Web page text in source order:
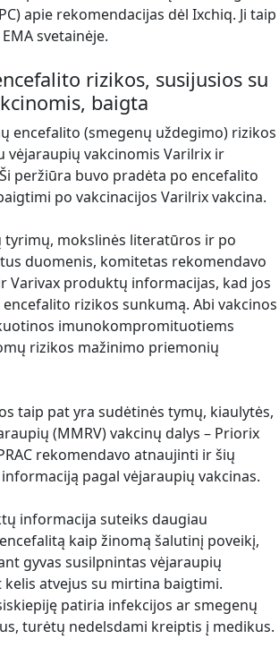
apie rekomendacijas dėl Ixchiq. Ji taip
svetainėje.
rizikos, susijusios su
baigta
encefalito (smegenų uždegimo) rizikos
vėjaraupių vakcinomis Varilrix ir
peržiūra buvo pradėta po encefalito
po vakcinacijos Varilrix vakcina.
mokslinės literatūros ir po
duomenis, komitetas rekomendavo
Varivax produktų informacijas, kad jos
rizikos sunkumą. Abi vakcinos
imunokompromituotiems
rizikos mažinimo priemonių
taip pat yra sudėtinės tymų, kiaulytės,
(MMRV) vakcinų dalys – Priorix
rekomendavo atnaujinti ir šių
pagal vėjaraupių vakcinas.
informacija suteiks daugiau
kaip žinomą šalutinį poveikį,
gyvas susilpnintas vėjaraupių
kelis atvejus su mirtina baigtimi.
patiria infekcijos ar smegenų
turėtų nedelsdami kreiptis į medikus.